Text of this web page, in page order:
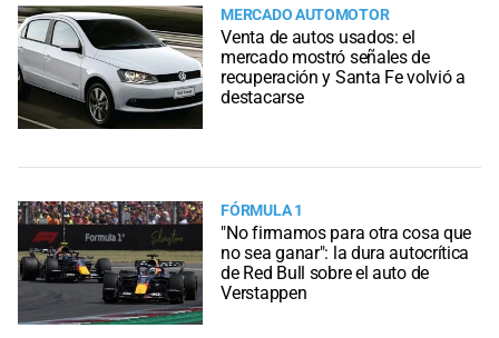
MERCADO AUTOMOTOR
Venta de autos usados: el
mercado mostró señales de
recuperación y Santa Fe volvió a
destacarse
FÓRMULA 1
"No firmamos para otra cosa que
no sea ganar": la dura autocrítica
de Red Bull sobre el auto de
Verstappen